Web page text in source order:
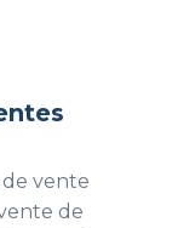
de vente
de